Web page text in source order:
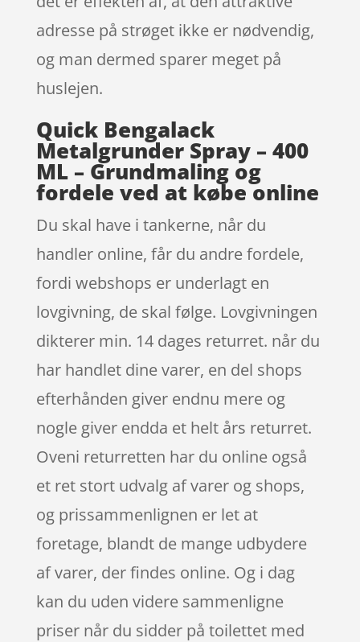
adresse på strøget ikke er nødvendig,
og man dermed sparer meget på
huslejen.
Quick Bengalack
Metalgrunder Spray – 400
ML – Grundmaling og
fordele ved at købe online
Du skal have i tankerne, når du
handler online, får du andre fordele,
fordi webshops er underlagt en
lovgivning, de skal følge. Lovgivningen
dikterer min. 14 dages returret. når du
har handlet dine varer, en del shops
efterhånden giver endnu mere og
nogle giver endda et helt års returret.
Oveni returretten har du online også
et ret stort udvalg af varer og shops,
og prissammenlignen er let at
foretage, blandt de mange udbydere
af varer, der findes online. Og i dag
kan du uden videre sammenligne
priser når du sidder på toilettet med